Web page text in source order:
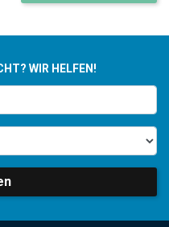
WIR HELFEN!